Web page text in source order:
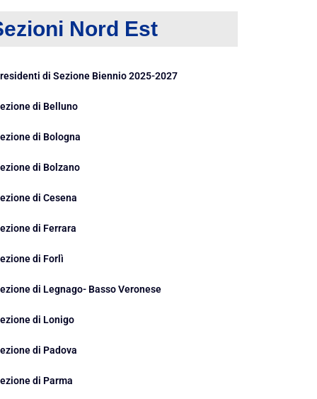
Nord Est
di Sezione Biennio 2025-2027
di Belluno
di Bologna
di Bolzano
di Cesena
di Ferrara
di Forlì
di Legnago- Basso Veronese
di Lonigo
di Padova
di Parma